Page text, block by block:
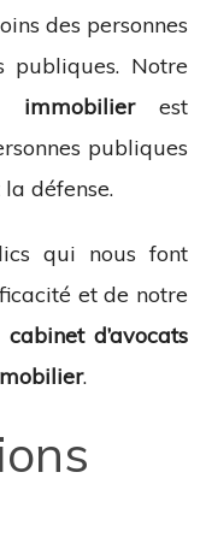
des personnes
publiques. Notre
immobilierest
publiques
défense.
qui nous font
et de notre
cabinet d’avocats
.